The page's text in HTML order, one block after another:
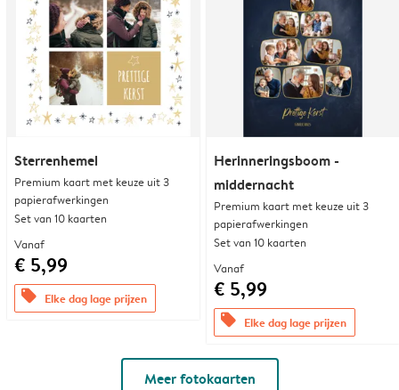
Sterrenhemel
Premium kaart met keuze uit 3
papierafwerkingen
Set van 10 kaarten
Vanaf
€ 5,99
offers Elke dag lage prijzen
Herinneringsboom -
middernacht
Premium kaart met keuze uit 3
papierafwerkingen
Set van 10 kaarten
Vanaf
€ 5,99
offers Elke dag lage prijzen
Meer fotokaarten